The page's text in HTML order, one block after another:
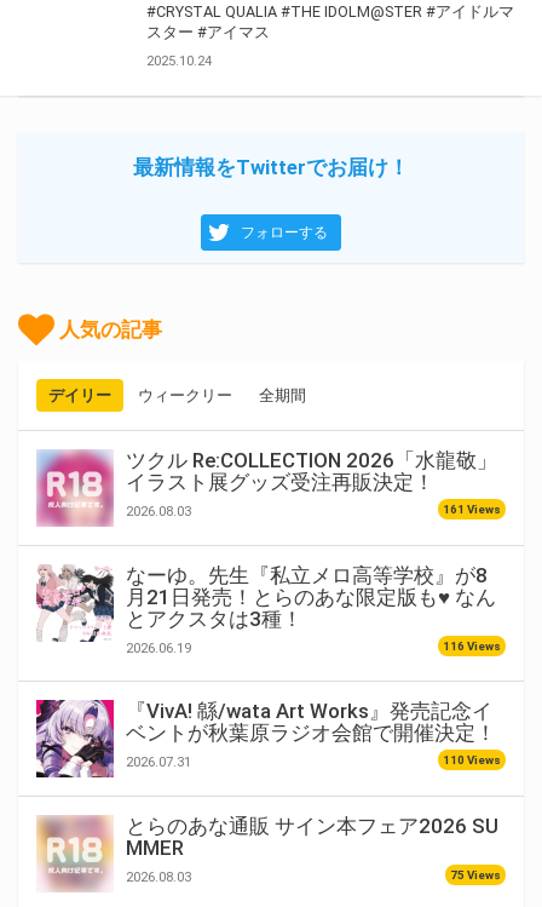
#CRYSTAL QUALIA #THE IDOLM@STER #アイドルマ
スター #アイマス
2025.10.24
最新情報をTwitterでお届け！
フォローする
人気の記事
デイリー ウィークリー 全期間
ツクル Re:COLLECTION 2026「水龍敬」
イラスト展グッズ受注再販決定！
2026.08.03 161 Views
なーゆ。先生『私立メロ高等学校』が8
月21日発売！とらのあな限定版も♥ なん
とアクスタは3種！
2026.06.19 116 Views
『VivA! 緜/wata Art Works』発売記念イ
ベントが秋葉原ラジオ会館で開催決定！
2026.07.31 110 Views
とらのあな通販 サイン本フェア2026 SU
MMER
2026.08.03 75 Views